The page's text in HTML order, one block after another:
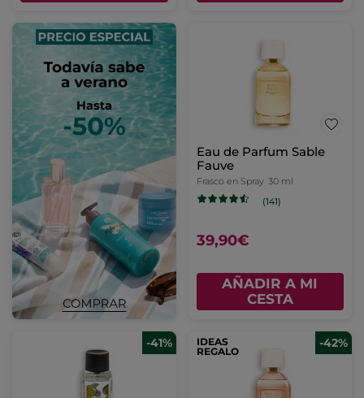
Eau de Parfum Sable
Fauve
Frasco en Spray 30 ml
(141)
39,90€
AÑADIR A MI
CESTA
-41%
IDEAS
REGALO
-42%